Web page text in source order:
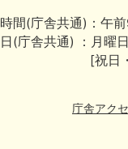
間(庁舎共通)：午
(庁舎共通) ：月曜
[祝日
庁舎アク